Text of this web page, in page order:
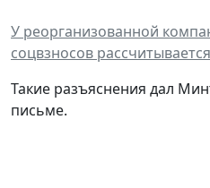
У реорганизованной
соцвзносов
Такие разъяснения дал
письме.